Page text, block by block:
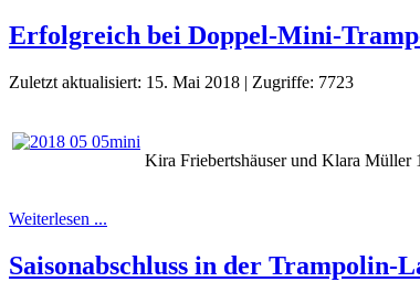
Erfolgreich bei Doppel-Mini-
Zuletzt aktualisiert: 15. Mai 2018 | Zugriffe: 7723
Kira Friebertshäuser und Klara Müller
Weiterlesen ...
Saisonabschluss in der Trampolin-